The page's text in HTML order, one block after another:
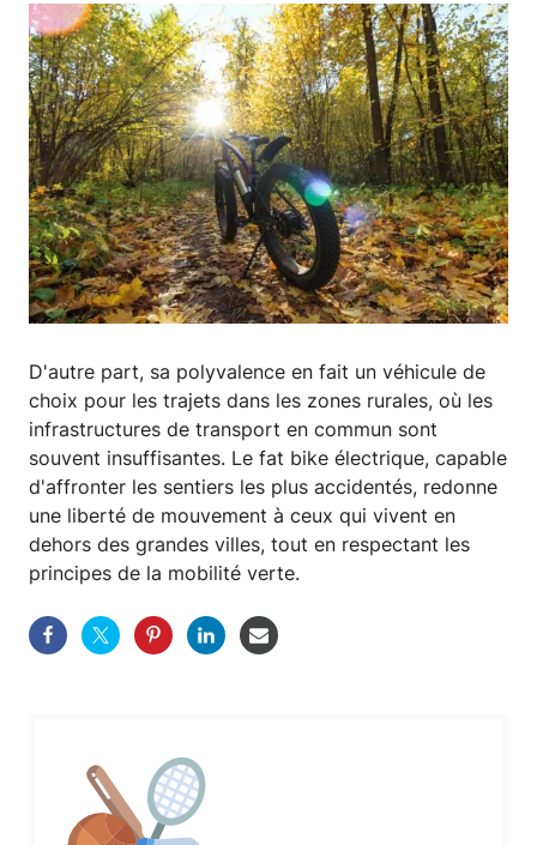
D'autre part, sa polyvalence en fait un véhicule de
choix pour les trajets dans les zones rurales, où les
infrastructures de transport en commun sont
souvent insuffisantes. Le fat bike électrique, capable
d'affronter les sentiers les plus accidentés, redonne
une liberté de mouvement à ceux qui vivent en
dehors des grandes villes, tout en respectant les
principes de la mobilité verte.